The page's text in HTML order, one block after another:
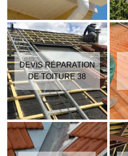
DEVIS RÉPARATION
DE TOITURE 38